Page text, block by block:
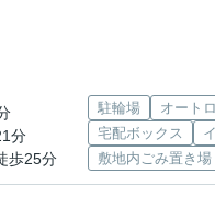
分
歩25分
駐輪場 オート
宅配ボックス
敷地内ごみ置き場